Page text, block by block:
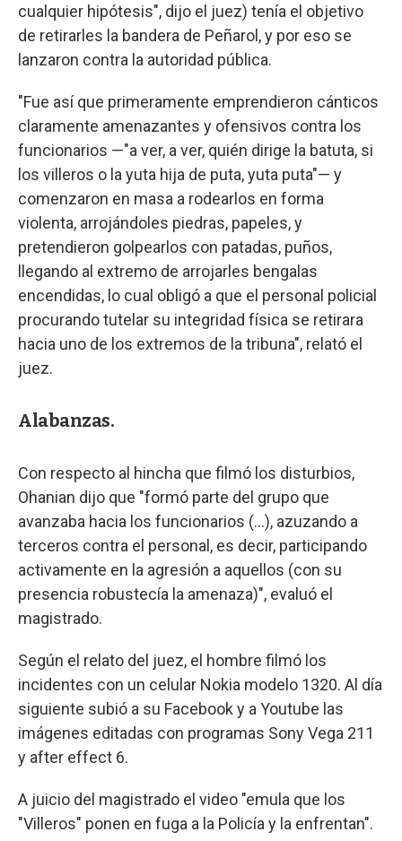
cualquier hipótesis", dijo el juez) tenía el objetivo
de retirarles la bandera de Peñarol, y por eso se
lanzaron contra la autoridad pública.
"Fue así que primeramente emprendieron cánticos
claramente amenazantes y ofensivos contra los
funcionarios —"a ver, a ver, quién dirige la batuta, si
los villeros o la yuta hija de puta, yuta puta"— y
comenzaron en masa a rodearlos en forma
violenta, arrojándoles piedras, papeles, y
pretendieron golpearlos con patadas, puños,
llegando al extremo de arrojarles bengalas
encendidas, lo cual obligó a que el personal policial
procurando tutelar su integridad física se retirara
hacia uno de los extremos de la tribuna", relató el
juez.
Alabanzas.
Con respecto al hincha que filmó los disturbios,
Ohanian dijo que "formó parte del grupo que
avanzaba hacia los funcionarios (...), azuzando a
terceros contra el personal, es decir, participando
activamente en la agresión a aquellos (con su
presencia robustecía la amenaza)", evaluó el
magistrado.
Según el relato del juez, el hombre filmó los
incidentes con un celular Nokia modelo 1320. Al día
siguiente subió a su Facebook y a Youtube las
imágenes editadas con programas Sony Vega 211
y after effect 6.
A juicio del magistrado el video "emula que los
"Villeros" ponen en fuga a la Policía y la enfrentan".